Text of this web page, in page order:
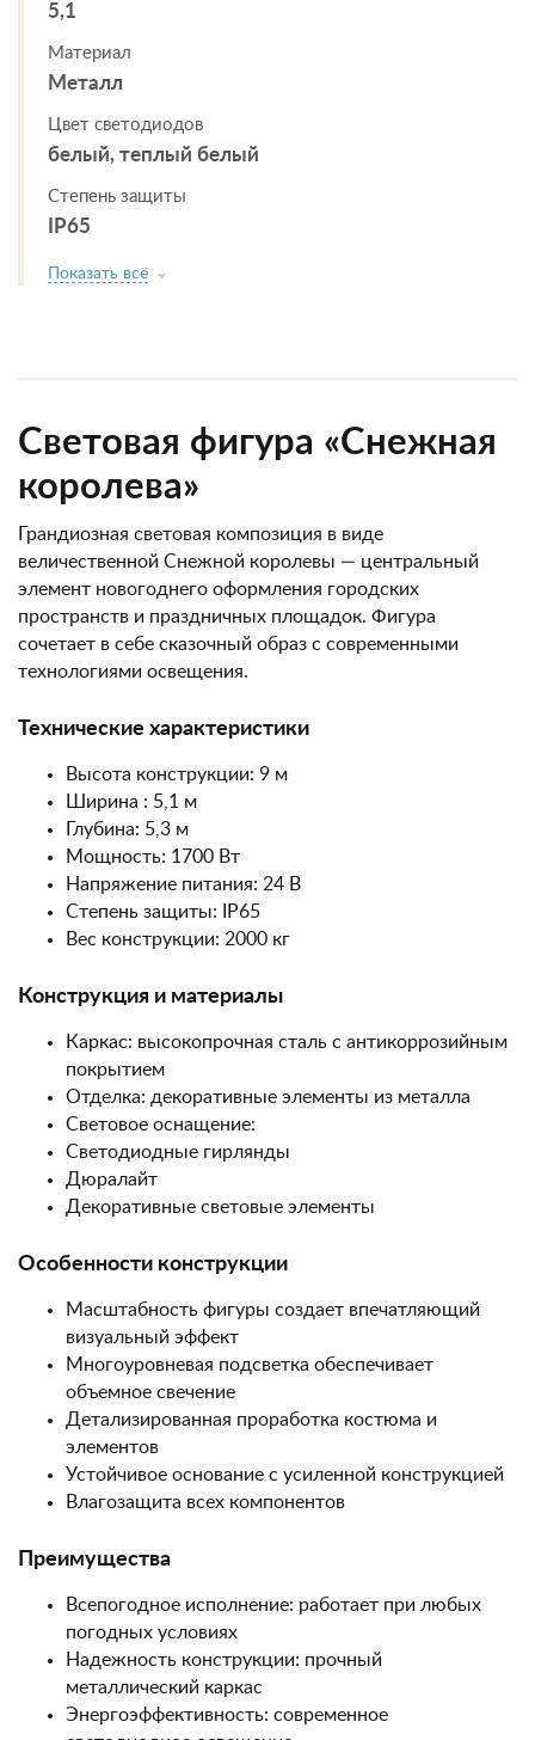
5,1
Материал
Металл
Цвет светодиодов
белый, теплый белый
Степень защиты
IP65
Показать всё
Световая фигура «Снежная
королева»
Грандиозная световая композиция в виде
величественной Снежной королевы — центральный
элемент новогоднего оформления городских
пространств и праздничных площадок. Фигура
сочетает в себе сказочный образ с современными
технологиями освещения.
Технические характеристики
Высота конструкции: 9 м
Ширина : 5,1 м
Глубина: 5,3 м
Мощность: 1700 Вт
Напряжение питания: 24 В
Степень защиты: IP65
Вес конструкции: 2000 кг
Конструкция и материалы
Каркас: высокопрочная сталь с антикоррозийным
покрытием
Отделка: декоративные элементы из металла
Световое оснащение:
Светодиодные гирлянды
Дюралайт
Декоративные световые элементы
Особенности конструкции
Масштабность фигуры создает впечатляющий
визуальный эффект
Многоуровневая подсветка обеспечивает
объемное свечение
Детализированная проработка костюма и
элементов
Устойчивое основание с усиленной конструкцией
Влагозащита всех компонентов
Преимущества
Всепогодное исполнение: работает при любых
погодных условиях
Надежность конструкции: прочный
металлический каркас
Энергоэффективность: современное